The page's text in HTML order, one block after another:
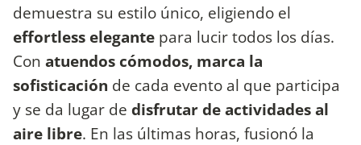
demuestra su estilo único, eligiendo el
effortless elegante para lucir todos los días.
Con atuendos cómodos, marca la
sofisticación de cada evento al que participa
y se da lugar de disfrutar de actividades al
aire libre. En las últimas horas, fusionó la